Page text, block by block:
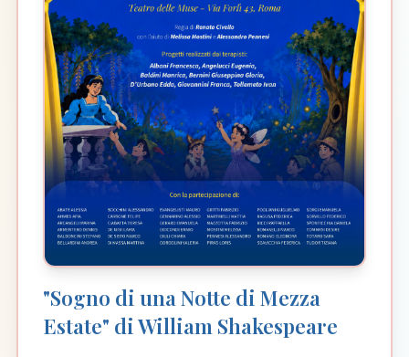
"Sogno di una Notte di Mezza
Estate" di William Shakespeare